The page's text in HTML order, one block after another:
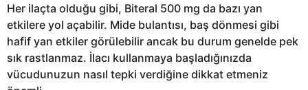
Her ilaçta olduğu gibi, Biteral 500 mg da bazı yan
etkilere yol açabilir. Mide bulantısı, baş dönmesi gibi
hafif yan etkiler görülebilir ancak bu durum genelde pek
sık rastlanmaz. İlacı kullanmaya başladığınızda
vücudunuzun nasıl tepki verdiğine dikkat etmeniz